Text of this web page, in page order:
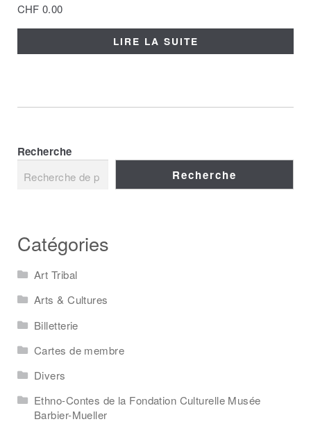
CHF 0.00
LIRE LA SUITE
Recherche
Recherche
Catégories
Art Tribal
Arts & Cultures
Billetterie
Cartes de membre
Divers
Ethno-Contes de la Fondation Culturelle Musée
Barbier-Mueller